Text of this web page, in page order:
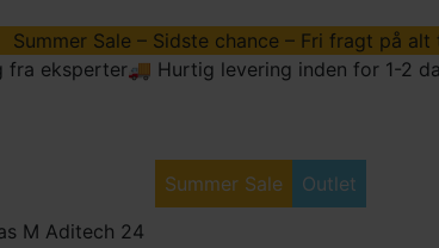
Summer Sale – Sidste chance – Fri fragt på
fra eksperter🚚 Hurtig levering inden for 1-2
Summer Sale Outlet
M Aditech 24